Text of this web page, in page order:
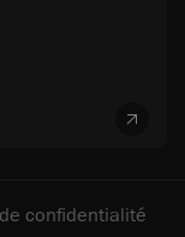
confidentialité